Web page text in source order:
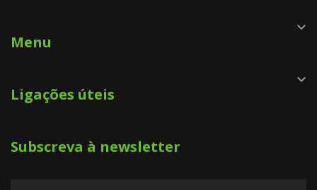
Menu

Ligações úteis

Subscreva à newsletter